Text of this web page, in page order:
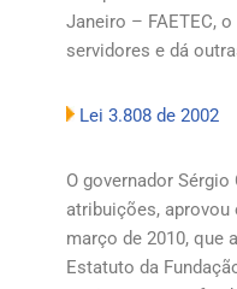
Janeiro – FAETEC,
servidores e dá
Lei 3.808 de 2002
O governador
atribuições, aprovou
março de 2010, que
Estatuto da